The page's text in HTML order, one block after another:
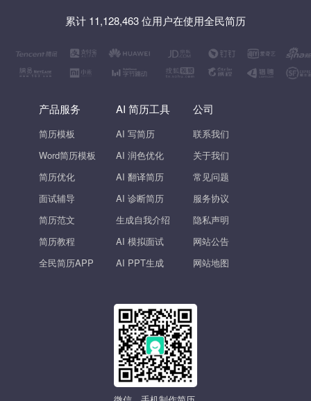
累计 11,128,463 位用户在使用全民简历
产品服务
简历模板
Word简历模板
简历优化
面试辅导
简历范文
简历教程
全民简历APP
AI 简历工具
AI 写简历
AI 润色优化
AI 翻译简历
AI 诊断简历
生成自我介绍
AI 模拟面试
AI PPT生成
公司
联系我们
关于我们
常见问题
服务协议
隐私声明
网站公告
网站地图